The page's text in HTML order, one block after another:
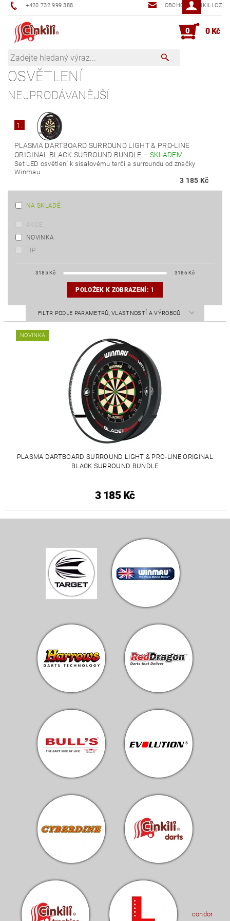
+420 732 999 388 OBCHOD@CINKILI.CZ
0 0 Kč
OSVĚTLENÍ
NEJPRODÁVANĚJŠÍ
1.
PLASMA DARTBOARD SURROUND LIGHT & PRO-LINE
ORIGINAL BLACK SURROUND BUNDLE – SKLADEM
Set LED osvětlení k sisalovému terči a surroundu od značky
Winmau.
3 185 Kč
NA SKLADĚ
AKCE
NOVINKA
TIP
3185Kč 3186 Kč
POLOŽEK K ZOBRAZENÍ: 1
FILTR PODLE PARAMETRŮ, VLASTNOSTÍ A VÝROBCŮ
NOVINKA
PLASMA DARTBOARD SURROUND LIGHT & PRO-LINE ORIGINAL
BLACK SURROUND BUNDLE
3 185 Kč
condor